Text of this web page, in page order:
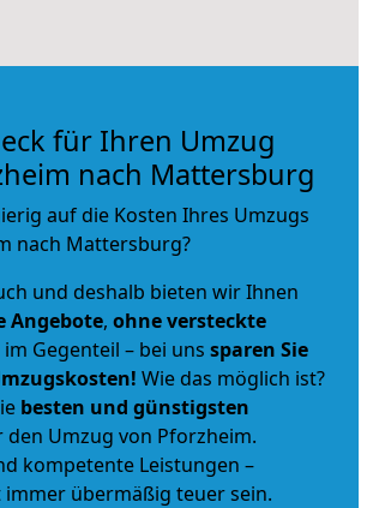
für Ihren Umzug
nach Mattersburg
auf die Kosten Ihres Umzugs
nach Mattersburg?
und deshalb bieten wir Ihnen
Angebote, ohne versteckte
im Gegenteil – bei uns sparen Sie
Wie das möglich ist?
besten und günstigsten
den Umzug von Pforzheim.
kompetente Leistungen –
immer übermäßig teuer sein.